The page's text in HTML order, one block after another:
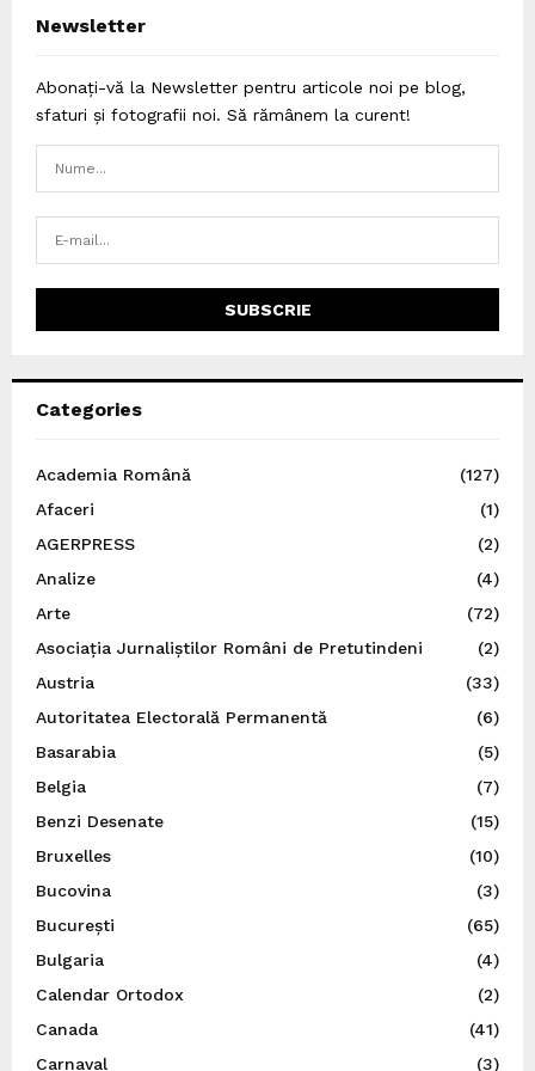
Newsletter
Abonați-vă la Newsletter pentru articole noi pe blog,
sfaturi și fotografii noi. Să rămânem la curent!
Categories
Academia Română
(127)
Afaceri
(1)
AGERPRESS
(2)
Analize
(4)
Arte
(72)
Asociația Jurnaliștilor Români de Pretutindeni
(2)
Austria
(33)
Autoritatea Electorală Permanentă
(6)
Basarabia
(5)
Belgia
(7)
Benzi Desenate
(15)
Bruxelles
(10)
Bucovina
(3)
București
(65)
Bulgaria
(4)
Calendar Ortodox
(2)
Canada
(41)
Carnaval
(3)